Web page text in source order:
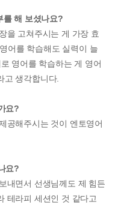
를 해 보셨나요?
을 고쳐주시는 게 가장 효
어를 학습해도 실력이 늘
영어를 학습하는 게 영어
고 생각합니다.
요?
공해주시는 것이 엔토영어
요?
내면서 선생님께도 제 힘든
테라피 세션인 것 같다고